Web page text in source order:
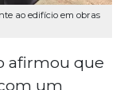
ao edifício em obras
afirmou que
um